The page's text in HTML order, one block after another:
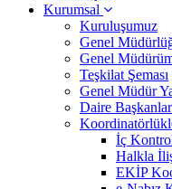
Kurumsal
Kuruluşumuz
Genel
Genel
Teşkilat Şeması
Genel Müdür
Daire
İç
Halkla
EKİP